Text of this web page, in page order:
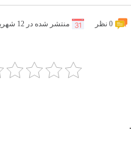
0 نظر منتشر شده در 12 شهریور 1398